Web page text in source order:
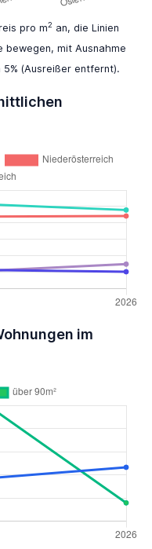
pro m2 an, die Linien
bewegen, mit Ausnahme
(Ausreißer entfernt).
im